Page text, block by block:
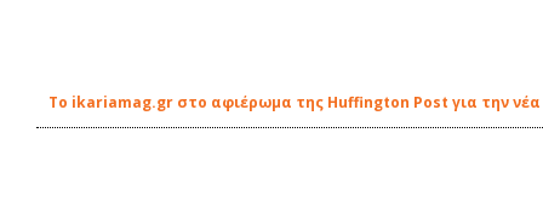
Το ikariamag.gr στο αφιέρωμα της Huffington Post για την